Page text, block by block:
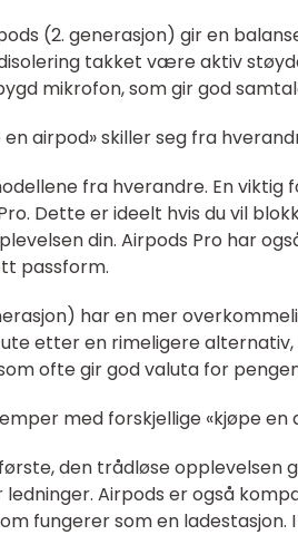
(2. generasjon) gir en
takket være aktiv
mikrofon, som gir god
airpod» skiller seg fra
fra hverandre. En viktig
Dette er ideelt hvis du vil
din. Airpods Pro har
passform.
har en mer
etter en rimeligere alternativ,
ofte gir god valuta for
med forskjellige «kjøpe en
den trådløse opplevelsen
Airpods er også
fungerer som en ladestasjon.